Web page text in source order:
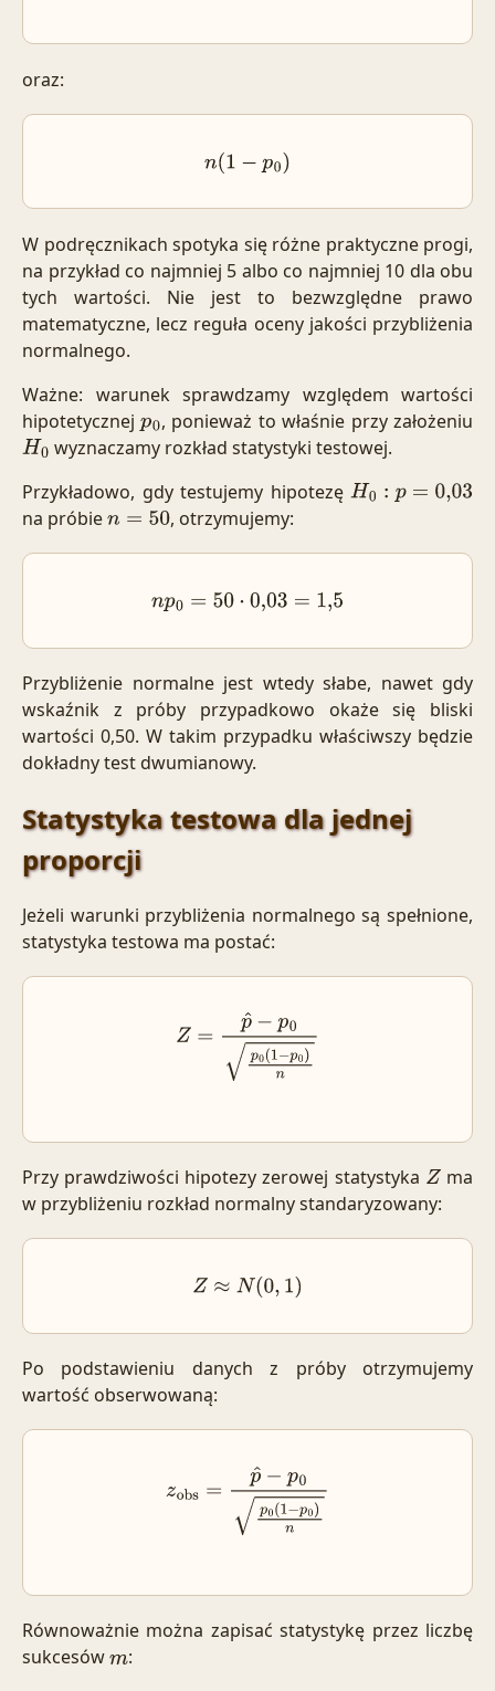
oraz:
n(1 −p0)
W podręcznikach spotyka się różne praktyczne progi,
na przykład co najmniej 5 albo co najmniej 10 dla obu
tych wartości. Nie jest to bezwzględne prawo
matematyczne, lecz reguła oceny jakości przybliżenia
normalnego.
Ważne: warunek sprawdzamy względem wartości
hipotetycznejp0, ponieważ to właśnie przy założeniu
H0 wyznaczamy rozkład statystyki testowej.
Przykładowo, gdy testujemy hipotezęH0: p =0 ,03
na próbien=50 , otrzymujemy:
n p0 =50⋅ 0,03= 1,5
Przybliżenie normalne jest wtedy słabe, nawet gdy
wskaźnik z próby przypadkowo okaże się bliski
wartości 0,50. W takim przypadku właściwszy będzie
dokładny test dwumianowy.
Statystyka testowa dla jednej
proporcji
Jeżeli warunki przybliżenia normalnego są spełnione,
statystyka testowa ma postać:
=p 0p 0(1−p
Przy prawdziwości hipotezy zerowej statystyka Z ma
w przybliżeniu rozkład normalny standaryzowany:
Z≈ N(0,1)
Po podstawieniu danych z próby otrzymujemy
wartość obserwowaną:
0p 0( 1−p
Równoważnie można zapisać statystykę przez liczbę
sukcesówm: